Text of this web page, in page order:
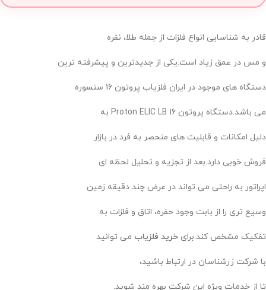
قادر به شناسایی انواع فلزات از جمله طلا، نقره
و مس در عمق زیاد است.یکی از جدیدترین و پیشرفته ترین
دستگاه های موجود در ایران فلزیاب پروتون 16 سنسوره
می باشد.دستگاه پروتون Proton ELIC LB 16 به
دلیل امکانات و قابلیت های منحصر به فرد در بازار
فروش خوبی دارد.بعد از تجزیه و تحلیل لحظه ای
اپراتور به راحتی می تواند در عرض چند دقیقه زمین
وسیع تری را از بابت وجود حفره، اتاق و فلزات به
تفکیک مشخص کند.برای خرید فلزیاب می توانید
با شرکت زرشناسان در ارتباط باشید،
تا از خدمات ویژه این شرکت بهره مند شوید.